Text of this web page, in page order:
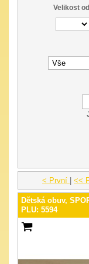
Velikost
< První <<
Dětská obuv,
PLU: 5594